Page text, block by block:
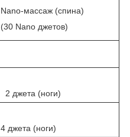
Nano-массаж (спина)
(30 Nano джетов)
2 джета (ноги)
4 джета (ноги)